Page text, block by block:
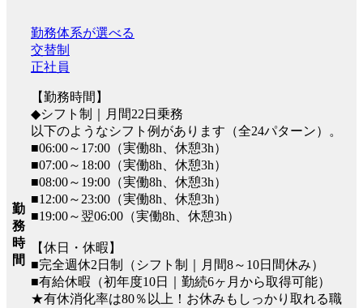
勤
務
時
間
勤務体系が選べる
交替制
正社員
【勤務時間】
◆シフト制｜月間22日乗務
以下のようなシフト例があります（全24パターン）。
■06:00～17:00（実働8h、休憩3h）
■07:00～18:00（実働8h、休憩3h）
■08:00～19:00（実働8h、休憩3h）
■12:00～23:00（実働8h、休憩3h）
■19:00～翌06:00（実働8h、休憩3h）
【休日・休暇】
■完全週休2日制（シフト制｜月間8～10日間休み）
■有給休暇（初年度10日｜勤続6ヶ月から取得可能）
★有休消化率は80％以上！お休みもしっかり取れる職